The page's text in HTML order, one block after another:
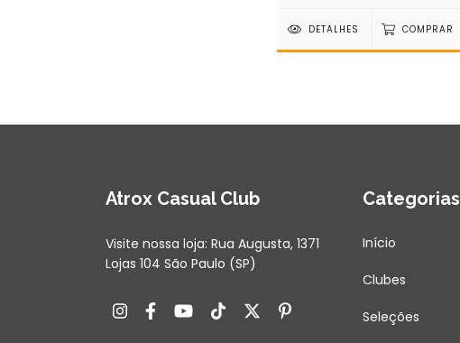
DETALHES COMPRAR
Atrox Casual Club
Visite nossa loja: Rua Augusta, 1371
Lojas 104 São Paulo (SP)
Categorias
Início
Clubes
Seleções